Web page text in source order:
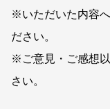
※いただいた内容
ださい。
※ご意見・ご感想以
さい。